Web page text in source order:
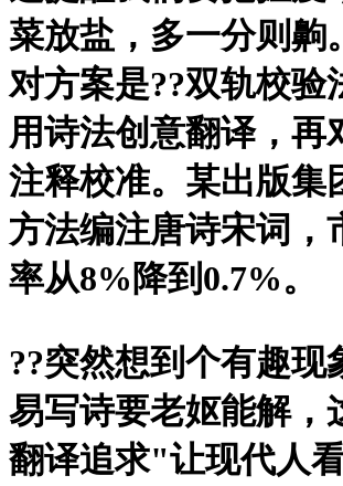
菜放盐，多一分则齁
对方案是??双轨校验
用诗法创意翻译，再
注释校准。某出版集
方法编注唐诗宋词，
率从8%降到0.7%。
??突然想到个有趣现
易写诗要老妪能解，
翻译追求"让现代人